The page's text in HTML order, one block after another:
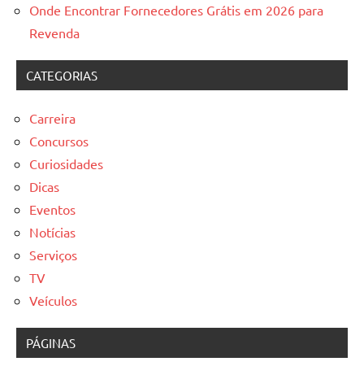
Onde Encontrar Fornecedores Grátis em 2026 para
Revenda
CATEGORIAS
Carreira
Concursos
Curiosidades
Dicas
Eventos
Notícias
Serviços
TV
Veículos
PÁGINAS